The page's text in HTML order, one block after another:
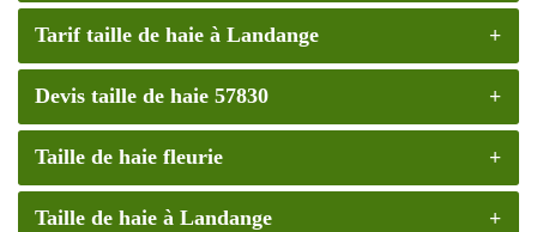
Tarif taille de haie à Landange
Devis taille de haie 57830
Taille de haie fleurie
Taille de haie à Landange